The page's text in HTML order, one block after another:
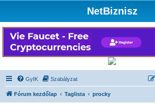
NetBiznisz
GyIK Szabályzat
Fórum kezdőlap Taglista procky